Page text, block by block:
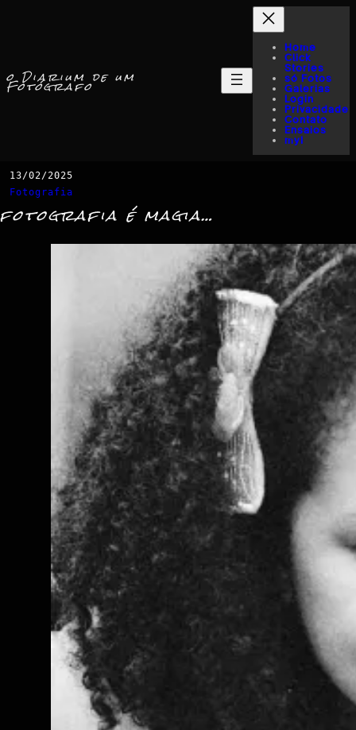
o Diarium de um
Fotógrafo
Home
Click
Stories
só Fotos
Galerias
Login
Privacidade
Contato
Ensaios
myI
13/02/2025
Fotografia
fotografia é magia…